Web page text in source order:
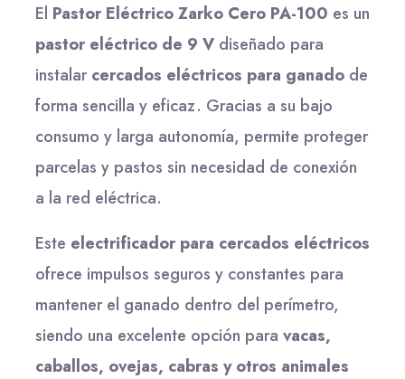
El Pastor Eléctrico Zarko Cero PA-100 es un
pastor eléctrico de 9 V diseñado para
instalarcercados eléctricos para ganado de
forma sencilla y eficaz. Gracias a su bajo
consumo y larga autonomía, permite proteger
parcelas y pastos sin necesidad de conexión
a la red eléctrica.
Este electrificador para cercados eléctricos
ofrece impulsos seguros y constantes para
mantener el ganado dentro del perímetro,
siendo una excelente opción para vacas,
caballos, ovejas, cabras y otros animales